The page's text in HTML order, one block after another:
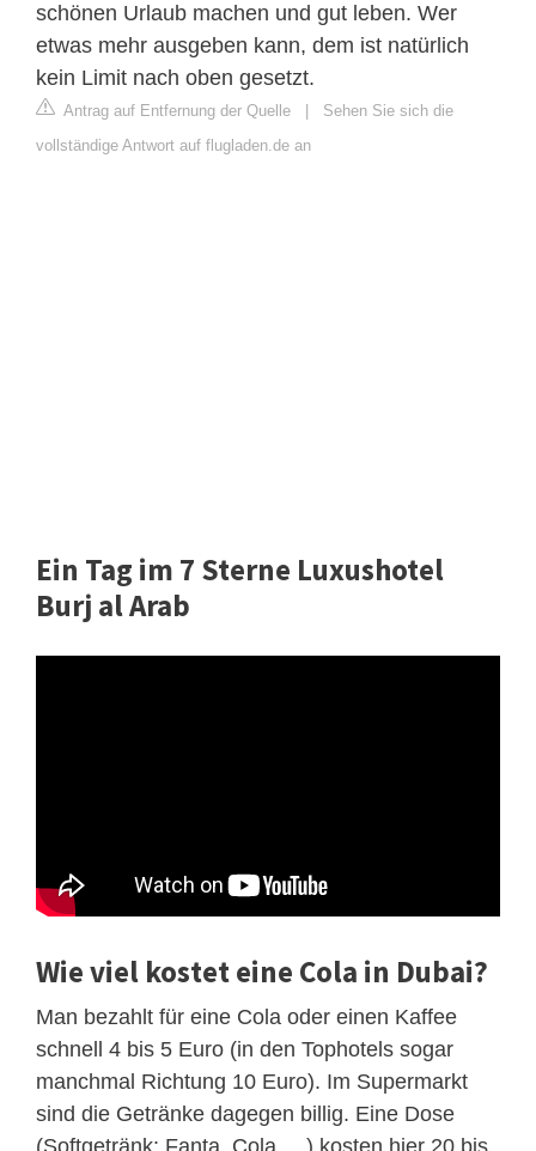
schönen Urlaub machen und gut leben. Wer
etwas mehr ausgeben kann, dem ist natürlich
kein Limit nach oben gesetzt.
Antrag auf Entfernung der Quelle
Sehen Sie sich die
vollständige Antwort auf flugladen.de an
Ein Tag im 7 Sterne Luxushotel
Burj al Arab
Wie viel kostet eine Cola in Dubai?
Man bezahlt für eine Cola oder einen Kaffee
schnell 4 bis 5 Euro (in den Tophotels sogar
manchmal Richtung 10 Euro). Im Supermarkt
sind die Getränke dagegen billig. Eine Dose
(Softgetränk: Fanta, Cola, ...) kosten hier 20 bis